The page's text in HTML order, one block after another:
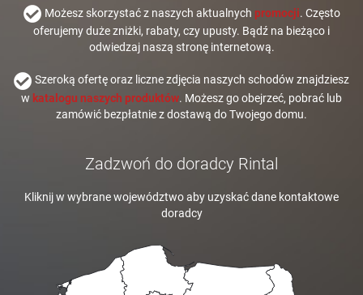
Możesz skorzystać z naszych aktualnych promocji. Często
oferujemy duże zniżki, rabaty, czy upusty. Bądź na bieżąco i
odwiedzaj naszą stronę internetową.
Szeroką ofertę oraz liczne zdjęcia naszych schodów znajdziesz
w katalogu naszych produktów. Możesz go obejrzeć, pobrać lub
zamówić bezpłatnie z dostawą do Twojego domu.
Zadzwoń do doradcy Rintal
Kliknij w wybrane województwo aby uzyskać dane kontaktowe
doradcy